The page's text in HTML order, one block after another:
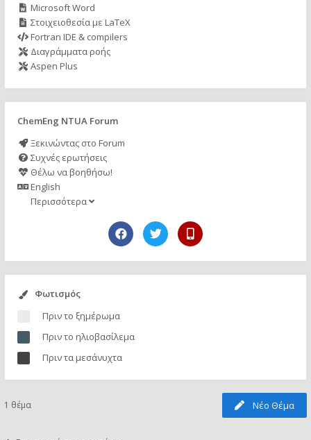
Microsoft Word
Στοιχειοθεσία με LaTeX
Fortran IDE & compilers
Διαγράμματα ροής
Aspen Plus
ChemEng NTUA Forum
Ξεκινώντας στο Forum
Συχνές ερωτήσεις
Θέλω να βοηθήσω!
English
Περισσότερα
Φωτισμός
Πριν το ξημέρωμα
Πριν το ηλιοβασίλεμα
Πριν τα μεσάνυχτα
Νέο Θέμα
1 θέμα